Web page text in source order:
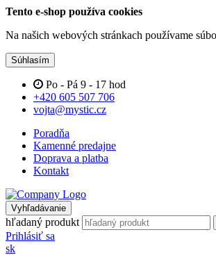
Tento e-shop používa cookies
Na našich webových stránkach používame
Súhlasím
Po - Pá 9 - 17 hod
+420 605 507 706
vojta@mystic.cz
Poradňa
Kamenné predajne
Doprava a platba
Kontakt
Vyhľadávanie
hľadaný produkt
Prihlásiť sa
sk